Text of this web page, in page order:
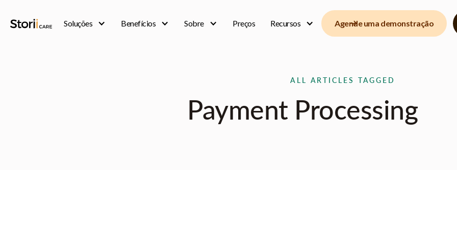
Soluções Benefícios Sobre Preços Recursos Agende uma demonstração
ALL ARTICLES TAGGED
Payment Processing